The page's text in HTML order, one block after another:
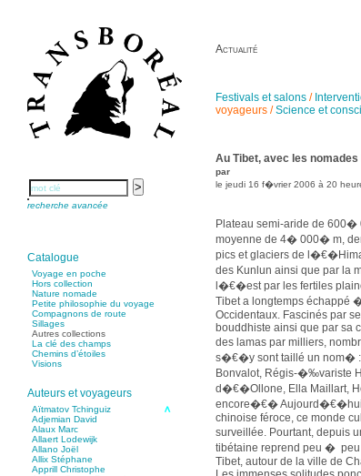
recherche avancée
Catalogue
Voyage en poche
Hors collection
Nature nomade
Petite philosophie du voyage
Compagnons de route
Sillages
Autres collections
La clé des champs
Chemins d’étoiles
Visions
Auteurs et voyageurs
Aïtmatov Tchinguiz
Adjemian David
Alaux Marc
Allaert Lodewijk
Allano Joël
Allix Stéphane
Apprill Christophe
Actualité
Festivals et salons /
voyageurs /Science et
Au Tibet, avec les
par
le jeudi 16 f�vrier 2006 à 20
Plateau semi-aride de
moyenne de 4� 000� m,
pics et glaciers de
des Kunlun ainsi que par la
l�€�est par les fertiles
Tibet a longtemps
Occidentaux. Fascinés par
bouddhiste ainsi que par sa
des lamas par milliers,
s�€�y sont taillé un nom� :
Bonvalot, Régis-�‰variste
d�€�Ollone, Ella Maillart,
encore�€�
chinoise féroce, ce monde
surveillée. Pourtant, depuis
tibétaine reprend peu � peu
Tibet, autour de la ville de